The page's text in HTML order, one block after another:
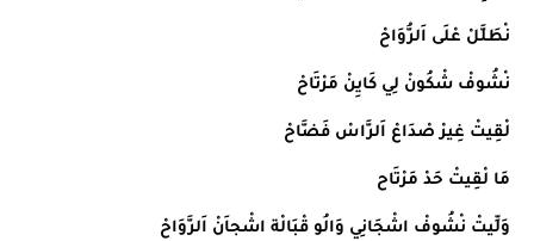
نْطَلَّلْ عْلَى اَلرُّوَاحْ
نْشُوفْ شْكُونْ لِي كَايِنْ مَرْتَاحْ
لْقِيتْ غِيرْ صْدَاعْ اَلرَّاسْ فَضَّاحْ
مَا لْقِيتْ حَدْ مَرْتَاح
وَلِّيتْ نْشُوفْ اشْجَانِي وَالُو قْبَالْة اشْجاَنْ اَلرَّوَاحْ